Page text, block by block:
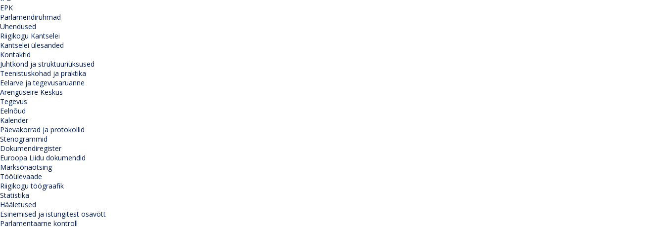
EPK
Parlamendirühmad
Ühendused
Riigikogu Kantselei
Kantselei ülesanded
Kontaktid
Juhtkond ja struktuuriüksused
Teenistuskohad ja praktika
Eelarve ja tegevusaruanne
Arenguseire Keskus
Tegevus
Eelnõud
Kalender
Päevakorrad ja protokollid
Stenogrammid
Dokumendiregister
Euroopa Liidu dokumendid
Märksõnaotsing
Tööülevaade
Riigikogu töögraafik
Statistika
Hääletused
Esinemised ja istungitest osavõtt
Parlamentaarne kontroll